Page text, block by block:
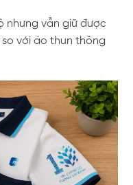
nhưng vẫn giữ được
với áo thun thông